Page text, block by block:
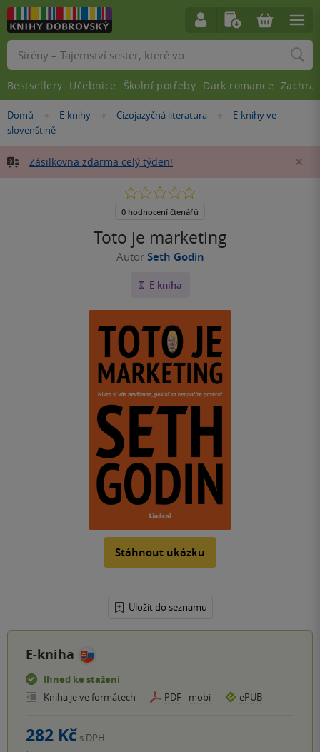
Nacházíte
se
Domů »E-knihy »
Cizojazyčná literatura »
E-knihy ve
slovenštině
Zásilkovna zdarma celý týden!
Toto je marketing
Autor Seth Godin
E-kniha
Stáhnout ukázku
Uložit do seznamu
0.0
5
0 hodnocení čtenářů
E-kniha
Ihned ke stažení
Kniha je ve formátech
PDF mobi ePUB
282 Kč s DPH
Vyhledávání
Bestsellery Učebnice Školní potřeby Dark romance